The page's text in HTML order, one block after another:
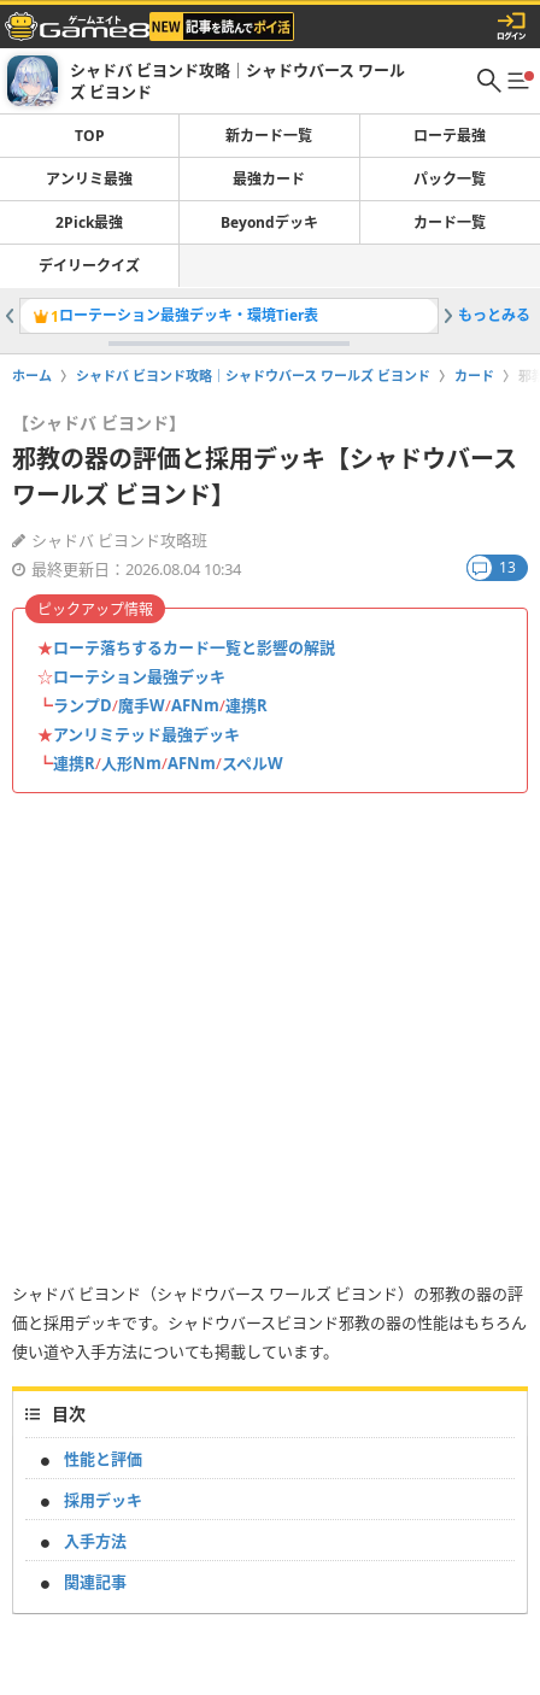
シャドバ ビヨンド攻略｜シャドウバース ワール
ズ ビヨンド
TOP 新カード一覧 ローテ最強
アンリミ最強 最強カード パック一覧
2Pick最強 Beyondデッキ カード一覧
デイリークイズ
1ローテーション最強デッキ・環境Tier表 2魔手ウ
もっとみる
ホーム シャドバ ビヨンド攻略｜シャドウバース ワールズ ビヨンド カード 邪
【シャドバ ビヨンド】
邪教の器の評価と採用デッキ【シャドウバース
ワールズ ビヨンド】
シャドバ ビヨンド攻略班
最終更新日：2026.08.04 10:34
13
★ローテ落ちするカード一覧と影響の解説
☆ローテション最強デッキ
┗ランプD/魔手W/AFNm/連携R
★アンリミテッド最強デッキ
┗連携R/人形Nm/AFNm/スペルW
ピックアップ情報
シャドバ ビヨンド（シャドウバース ワールズ ビヨンド）の邪教の器の評
価と採用デッキです。シャドウバースビヨンド邪教の器の性能はもちろん
使い道や入手方法についても掲載しています。
目次
性能と評価
採用デッキ
入手方法
関連記事